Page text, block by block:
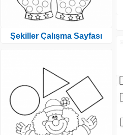
Şekiller Çalışma Sayfası